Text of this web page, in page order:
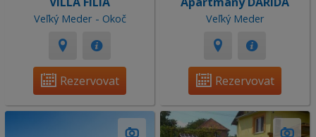
Veľký Meder - Okoč
Rezervovat
Veľký Meder
Rezervovat